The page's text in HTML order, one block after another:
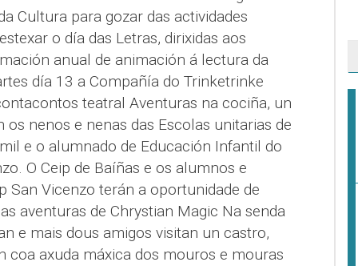
Cultura para gozar das actividades
o día das Letras, dirixidas aos
anual de animación á lectura da
día 13 a Compañía do Trinketrinke
teatral Aventuras na cociña, un
nenos e nenas das Escolas unitarias de
e o alumnado de Educación Infantil do
O Ceip de Baíñas e os alumnos e
San Vicenzo terán a oportunidade de
aventuras de Chrystian Magic Na senda
e mais dous amigos visitan un castro,
coa axuda máxica dos mouros e mouras